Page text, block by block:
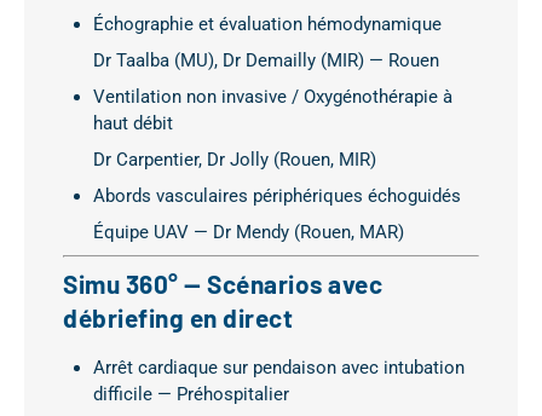
Échographie et évaluation hémodynamique
Dr Taalba (MU), Dr Demailly (MIR) — Rouen
Ventilation non invasive / Oxygénothérapie à
haut débit
Dr Carpentier, Dr Jolly (Rouen, MIR)
Abords vasculaires périphériques échoguidés
Équipe UAV — Dr Mendy (Rouen, MAR)
Simu 360° — Scénarios avec
débriefing en direct
Arrêt cardiaque sur pendaison avec intubation
difficile — Préhospitalier